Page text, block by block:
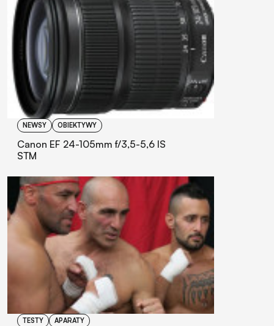
NEWSY OBIEKTYWY
Canon EF 24-105mm f/3,5-5,6 IS
STM
TESTY APARATY